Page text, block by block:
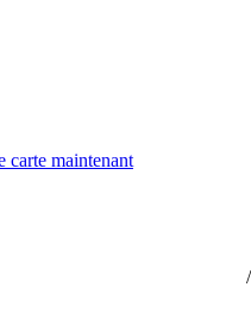
carte maintenant